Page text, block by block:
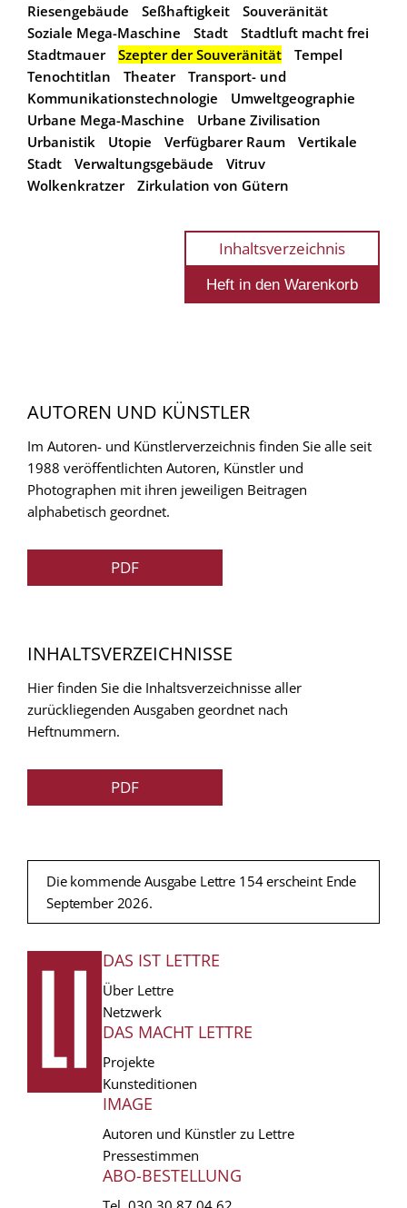
Riesengebäude
Seßhaftigkeit
Souveränität
Soziale Mega-Maschine
Stadt
Stadtluft macht frei
Stadtmauer
Szepter der Souveränität
Tempel
Tenochtitlan
Theater
Transport- und
Kommunikationstechnologie
Umweltgeographie
Urbane Mega-Maschine
Urbane Zivilisation
Urbanistik
Utopie Verfügbarer Raum
Vertikale
Stadt
Verwaltungsgebäude
Vitruv
Wolkenkratzer
Zirkulation von Gütern
Inhaltsverzeichnis
AUTOREN UND KÜNSTLER
Im Autoren- und Künstlerverzeichnis finden Sie alle seit
1988 veröffentlichten Autoren, Künstler und
Photographen mit ihren jeweiligen Beitragen
alphabetisch geordnet.
PDF
INHALTSVERZEICHNISSE
Hier finden Sie die Inhaltsverzeichnisse aller
zurückliegenden Ausgaben geordnet nach
Heftnummern.
PDF
Die kommende Ausgabe Lettre 154 erscheint Ende
September 2026.
FUSSZEILE
DAS IST LETTRE
Über Lettre
Netzwerk
DAS MACHT LETTRE
Projekte
Kunsteditionen
IMAGE
Autoren und Künstler zu Lettre
Pressestimmen
ABO-BESTELLUNG